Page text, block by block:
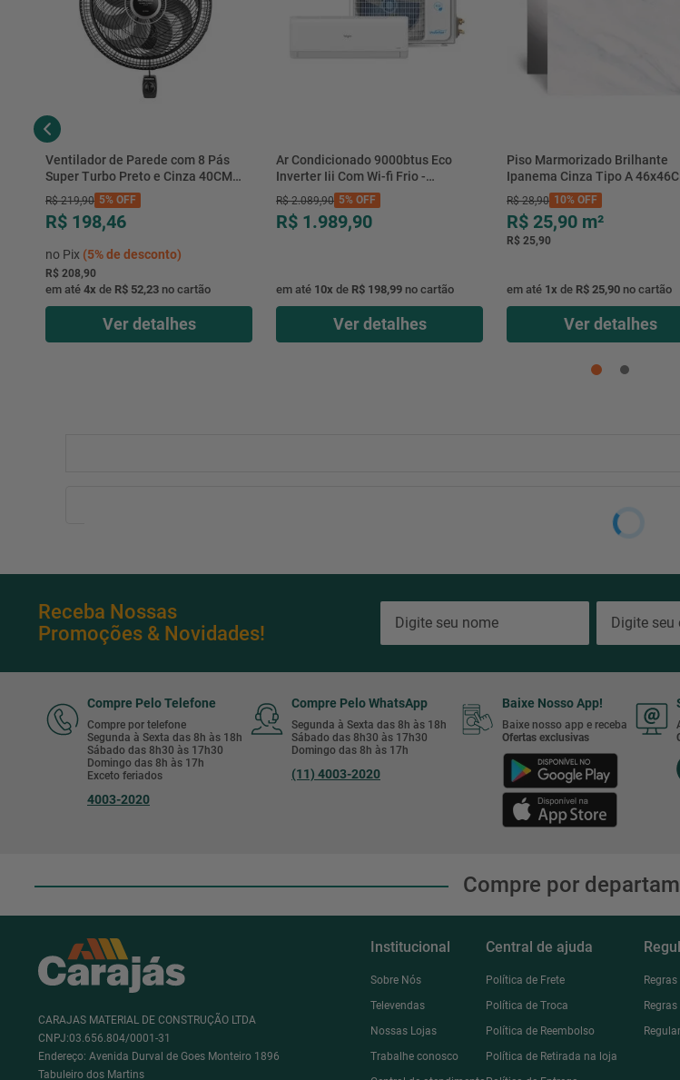
Ventilador de Parede com 8 Pás
Super Turbo Preto e Cinza 40CM
220V 140W - VTX-40P-8P - Mondial
R$ 219,90 5% OFF
R$ 198,46
no Pix (5%de desconto)
R$ 208,90
em até 4x de R$ 52,23 no cartão
Ver detalhes
Ar Condicionado 9000btus Eco
Inverter Iii Com Wi-fi Frio -
Hjfe09c2cg|hjfi09c2wg - Elgin
R$ 2.089,90 5% OFF
R$ 1.989,90
em até 10x de R$ 198,99 no cartão
Ver detalhes
Piso Marmorizado Brilhante
Ipanema Cinza Tipo A
01.012771 - Cerbras
R$ 28,90 10% OFF
R$ 25,90 m²
R$ 25,90
em até 1x de R$ 25,90 no cartão
Ver detalhes
Receba Nossas
Promoções & Novidades!
Compre Pelo Telefone
Compre por telefone
Segunda à Sexta das 8h às 18h
Sábado das 8h30 às 17h30
Domingo das 8h às 17h
Exceto feriados
4003-2020
Compre Pelo WhatsApp
Segunda à Sexta das 8h às 18h
Sábado das 8h30 às 17h30
Domingo das 8h às 17h
(11) 4003-2020
Baixe Nosso App!
Baixe nosso app e receba
Ofertas exclusivas
Compre por
CARAJAS MATERIAL DE CONSTRUÇÃO LTDA
CNPJ:03.656.804/0001-31
Endereço: Avenida Durval de Goes Monteiro 1896
Tabuleiro dos Martins
Institucional
Sobre Nós
Televendas
Nossas Lojas
Trabalhe conosco
Central de ajuda
Política de Frete
Política de Troca
Política de Reembolso
Política de Retirada na loja